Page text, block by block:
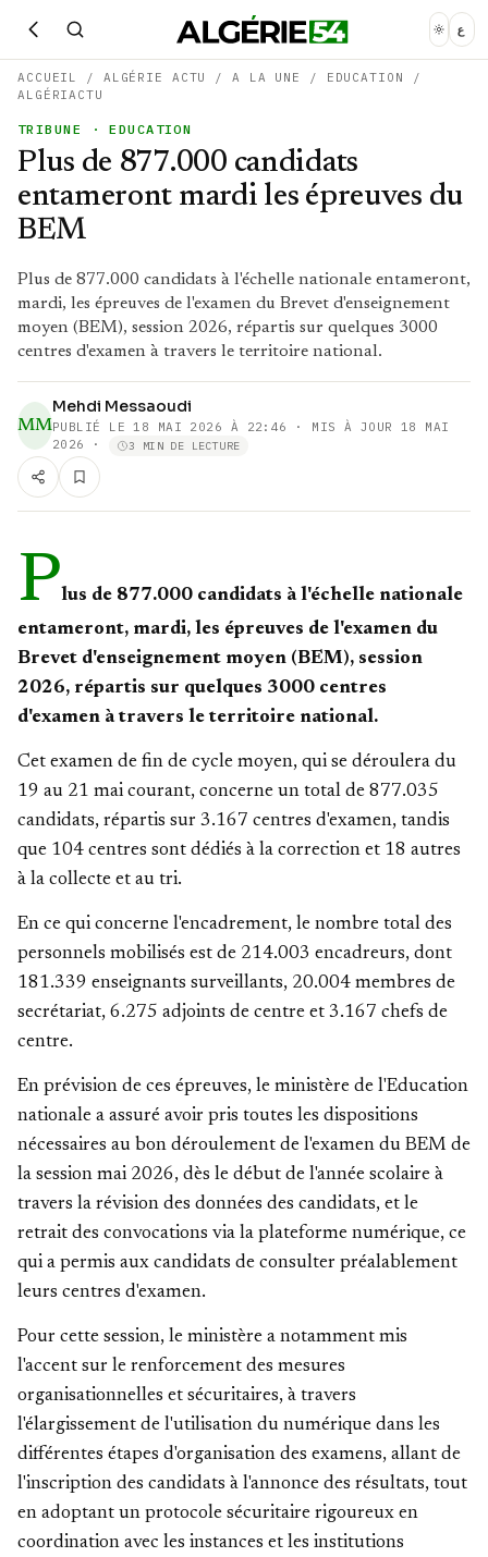
ع
ACCUEIL / ALGÉRIE ACTU /A LA UNE / EDUCATION
/
ALGÉRIACTU
TRIBUNE · EDUCATION
Plus de 877.000 candidats
entameront mardi les épreuves du
BEM
Plus de 877.000 candidats à l'échelle nationale entameront,
mardi, les épreuves de l'examen du Brevet d'enseignement
moyen (BEM), session 2026, répartis sur quelques 3000
centres d'examen à travers le territoire national.
MM
Mehdi Messaoudi
PUBLIÉ LE 18 MAI 2026 À 22:46
· MIS À JOUR 18 MAI
2026
· 3 MIN DE LECTURE
Plus de 877.000 candidats à l'échelle nationale
entameront, mardi, les épreuves de l'examen du
Brevet d'enseignement moyen (BEM), session
2026, répartis sur quelques 3000 centres
d'examen à travers le territoire national.
Cet examen de fin de cycle moyen, qui se déroulera du
19 au 21 mai courant, concerne un total de 877.035
candidats, répartis sur 3.167 centres d'examen, tandis
que 104 centres sont dédiés à la correction et 18 autres
à la collecte et au tri.
En ce qui concerne l'encadrement, le nombre total des
personnels mobilisés est de 214.003 encadreurs, dont
181.339 enseignants surveillants, 20.004 membres de
secrétariat, 6.275 adjoints de centre et 3.167 chefs de
centre.
En prévision de ces épreuves, le ministère de l'Education
nationale a assuré avoir pris toutes les dispositions
nécessaires au bon déroulement de l'examen du BEM de
la session mai 2026, dès le début de l'année scolaire à
travers la révision des données des candidats, et le
retrait des convocations via la plateforme numérique, ce
qui a permis aux candidats de consulter préalablement
leurs centres d'examen.
Pour cette session, le ministère a notamment mis
l'accent sur le renforcement des mesures
organisationnelles et sécuritaires, à travers
l'élargissement de l'utilisation du numérique dans les
différentes étapes d'organisation des examens, allant de
l'inscription des candidats à l'annonce des résultats, tout
en adoptant un protocole sécuritaire rigoureux en
coordination avec les instances et les institutions